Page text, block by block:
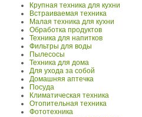
Крупная техника для кухни
Встраиваемая техника
Малая техника для кухни
Обработка продуктов
Техника для напитков
Фильтры для воды
Пылесосы
Техника для дома
Для ухода за собой
Домашняя аптечка
Посуда
Климатическая техника
Отопительная техника
Фототехника